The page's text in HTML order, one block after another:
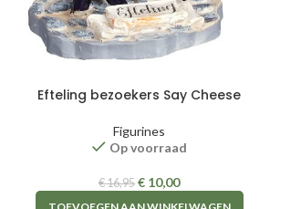
Efteling bezoekers Say Cheese
Figurines
Op voorraad
€16,95 € 10,00